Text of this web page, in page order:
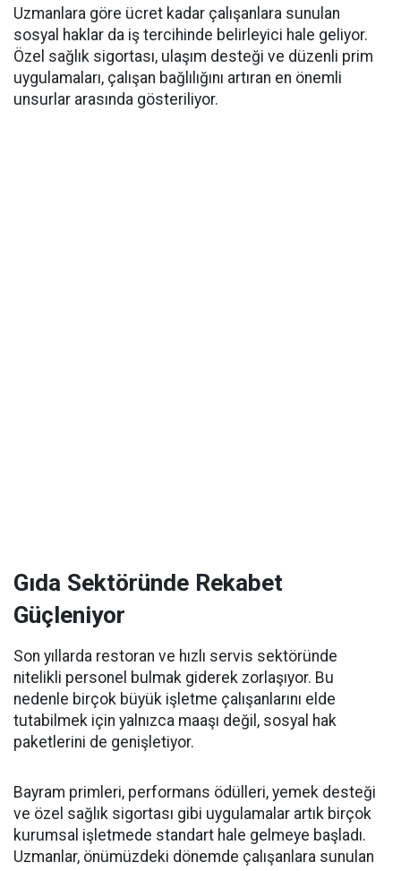
Uzmanlara göre ücret kadar çalışanlara sunulan
sosyal haklar da iş tercihinde belirleyici hale geliyor.
Özel sağlık sigortası, ulaşım desteği ve düzenli prim
uygulamaları, çalışan bağlılığını artıran en önemli
unsurlar arasında gösteriliyor.
Gıda Sektöründe Rekabet
Güçleniyor
Son yıllarda restoran ve hızlı servis sektöründe
nitelikli personel bulmak giderek zorlaşıyor. Bu
nedenle birçok büyük işletme çalışanlarını elde
tutabilmek için yalnızca maaşı değil, sosyal hak
paketlerini de genişletiyor.
Bayram primleri, performans ödülleri, yemek desteği
ve özel sağlık sigortası gibi uygulamalar artık birçok
kurumsal işletmede standart hale gelmeye başladı.
Uzmanlar, önümüzdeki dönemde çalışanlara sunulan